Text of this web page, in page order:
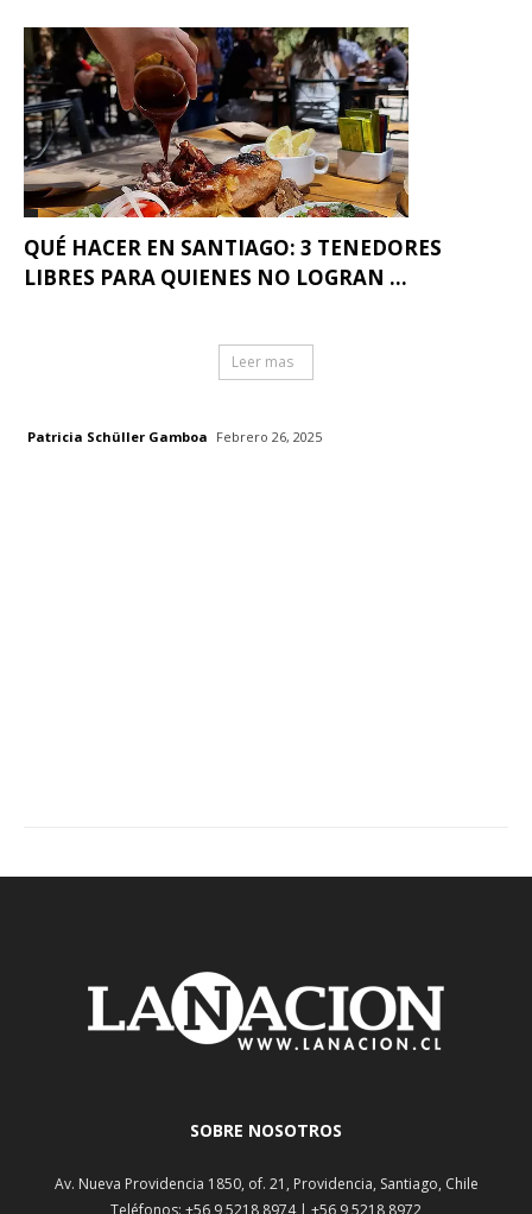
QUÉ HACER EN SANTIAGO: 3 TENEDORES
LIBRES PARA QUIENES NO LOGRAN ...
Leer mas
Patricia Schüller Gamboa Febrero 26, 2025
SOBRE NOSOTROS
Av. Nueva Providencia 1850, of. 21, Providencia, Santiago, Chile